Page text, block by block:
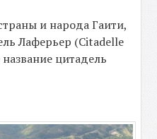
и народа Гаити,
Лаферьер (Citadelle
цитадель